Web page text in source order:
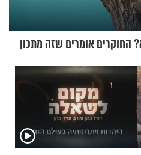
אומרים שזה מתכון